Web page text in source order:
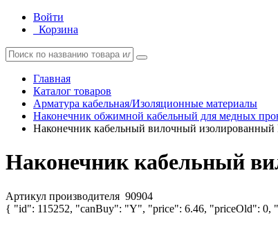
Войти
Корзина
Главная
Каталог товаров
Арматура кабельная/Изоляционные материалы
Наконечник обжимной кабельный для медных
Наконечник кабельный вилочный
Наконечник кабельный
Артикул производителя 90904
{ "id": 115252, "canBuy": "Y", "price": 6.46, "priceOld": 0,